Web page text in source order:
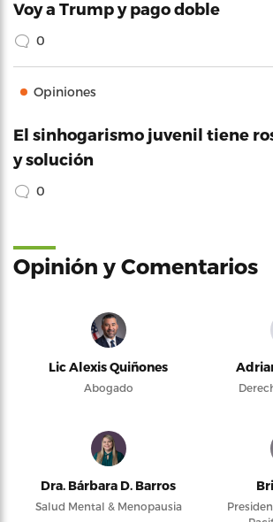
Voy a Trump y pago doble
0
Opiniones
El sinhogarismo juvenil tiene
y solución
0
Opinión y Comentarios
Lic Alexis Quiñones
Abogado
Dra. Bárbara D. Barros
Salud Mental & Menopausia